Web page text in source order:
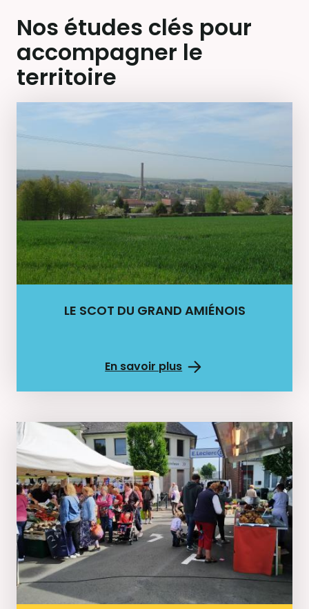
Nos études clés pour
accompagner le
territoire
LE SCOT DU GRAND AMIÉNOIS
En savoir plus